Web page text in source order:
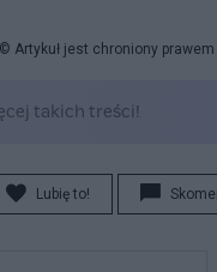
© Artykuł jest chroniony
Lubię to!